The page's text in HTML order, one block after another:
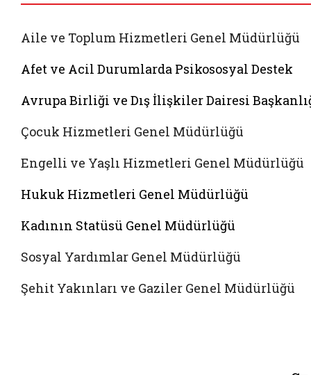
Aile ve Toplum Hizmetleri Genel Müdürlüğü
Afet ve Acil Durumlarda Psikososyal Destek
Avrupa Birliği ve Dış İlişkiler Dairesi
Çocuk Hizmetleri Genel Müdürlüğü
Engelli ve Yaşlı Hizmetleri Genel Müdürlüğü
Hukuk Hizmetleri Genel Müdürlüğü
Kadının Statüsü Genel Müdürlüğü
Sosyal Yardımlar Genel Müdürlüğü
Şehit Yakınları ve Gaziler Genel Müdürlüğü